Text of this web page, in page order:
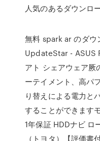
人気のあるダウンロ
無料 spark ar のダウ
UpdateStar - ASUS
アト シェアウェア厥
ーテイメント、高パ
り替えによる電力と
することができます
1年保証 HDDナビ ロ
（トヨタ）【評価書